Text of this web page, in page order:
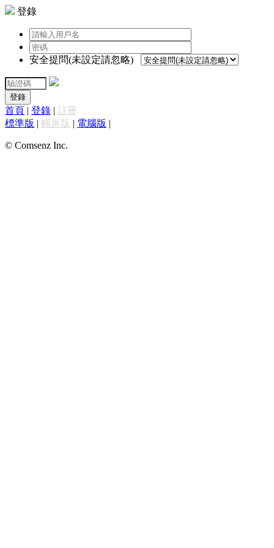
登錄
安全提問(未設定請忽略)
登錄
首頁 | 登錄 | 註冊
標準版 | 觸屏版 | 電腦版 |
© Comsenz Inc.